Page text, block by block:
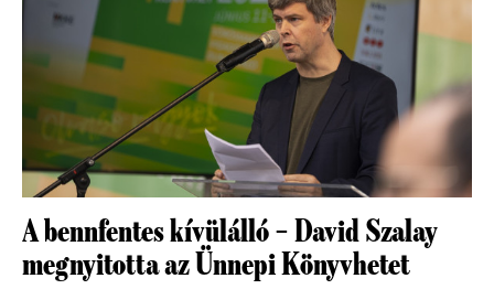
A bennfentes kívülálló – David Szalay
megnyitotta az Ünnepi Könyvhetet